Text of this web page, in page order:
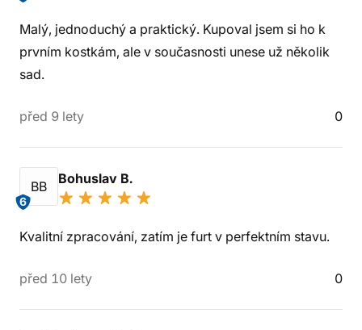
Malý, jednoduchý a praktický. Kupoval jsem si ho k
prvním kostkám, ale v současnosti unese už několik
sad.
před 9 lety 0
BB
6
Bohuslav B.
Kvalitní zpracování, zatím je furt v perfektním stavu.
před 10 lety 0